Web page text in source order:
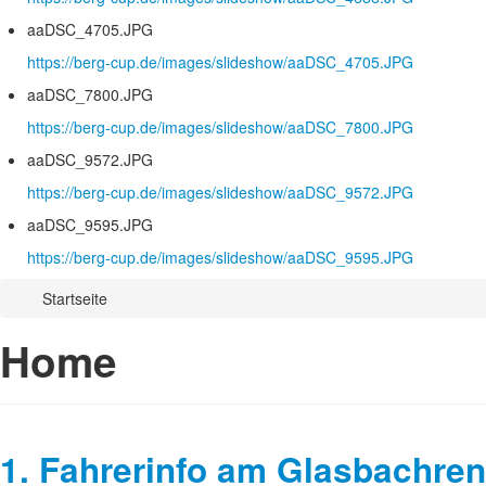
aaDSC_4705.JPG
https://berg-cup.de/images/slideshow/aaDSC_4705.JPG
aaDSC_7800.JPG
https://berg-cup.de/images/slideshow/aaDSC_7800.JPG
aaDSC_9572.JPG
https://berg-cup.de/images/slideshow/aaDSC_9572.JPG
aaDSC_9595.JPG
https://berg-cup.de/images/slideshow/aaDSC_9595.JPG
Startseite
Home
1. Fahrerinfo am